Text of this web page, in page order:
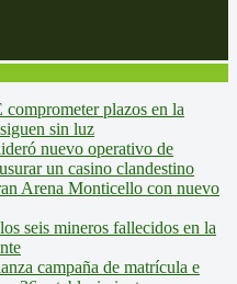
plazos en la
sin luz
nuevo operativo de
un casino clandestino
Arena Monticello con nuevo
seis mineros fallecidos en la
campaña de matrícula e